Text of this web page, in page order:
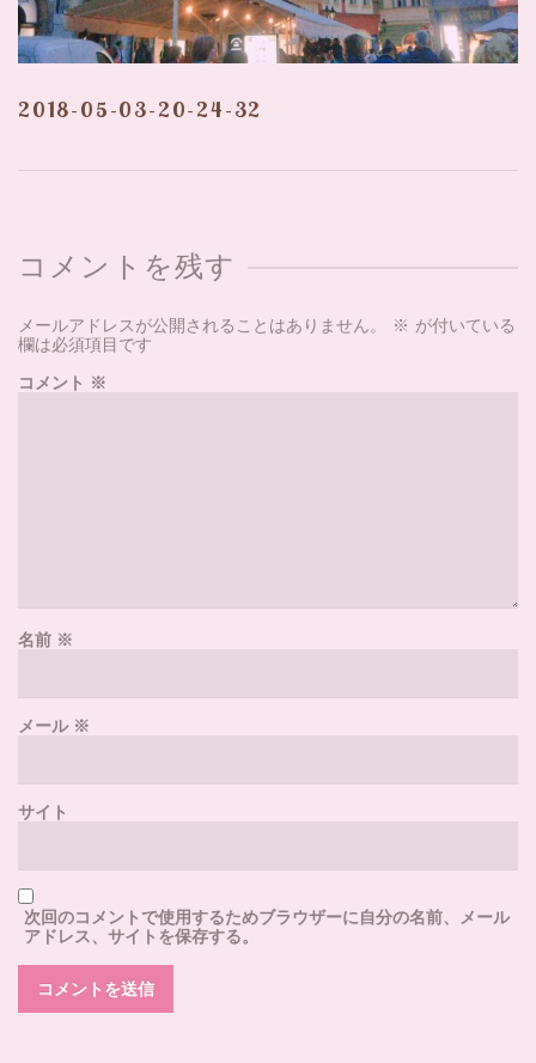
2018-05-03-20-24-32
コメントを残す
メールアドレスが公開されることはありません。 ※ が付いている
欄は必須項目です
コメント ※
名前 ※
メール※
サイト
次回のコメントで使用するためブラウザーに自分の名前、メール
アドレス、サイトを保存する。